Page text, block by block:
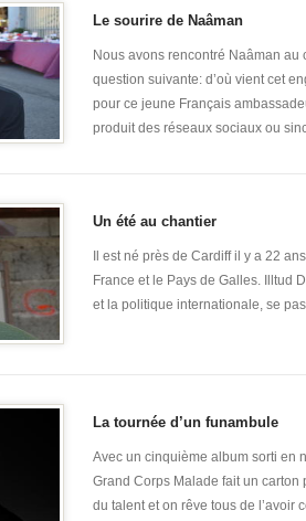
Le sourire de Naâman
Nous avons rencontré Naâman
question suivante: d’où vient cet
pour ce jeune Français
produit des réseaux sociaux ou
Un été au chantier
Il est né près de Cardiff il y a 22
France et le Pays de Galles. Illtud
et la politique internationale, se
La tournée d’un funambule
Avec un cinquième album sorti en
Grand Corps Malade fait un carton
du talent et on rêve tous de l’avoir